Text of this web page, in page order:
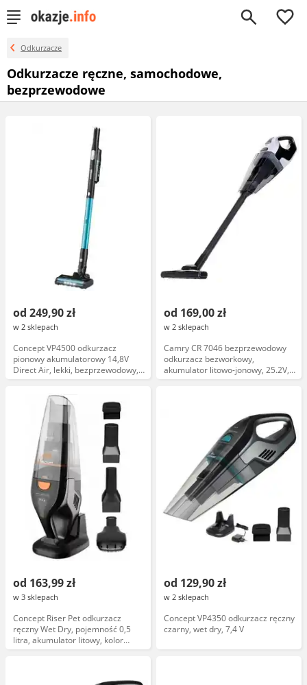
0
Odkurzacze
Odkurzacze ręczne, samochodowe,
bezprzewodowe
od 249,90 zł
w 2 sklepach
Concept VP4500 odkurzacz
pionowy akumulatorowy 14,8V
Direct Air, lekki, bezprzewodowy,
filtr HEPA, bateria litowo-jonowa
od 169,00 zł
w 2 sklepach
Camry CR 7046 bezprzewodowy
odkurzacz bezworkowy,
akumulator litowo-jonowy, 25.2V,
0.8L pojemność, filtr HEPA, lekka
od 163,99 zł
w 3 sklepach
Concept Riser Pet odkurzacz
ręczny Wet Dry, pojemność 0,5
litra, akumulator litowy, kolor
niebieski, model VP4351
od 129,90 zł
w 2 sklepach
Concept VP4350 odkurzacz ręczny
czarny, wet dry, 7,4 V